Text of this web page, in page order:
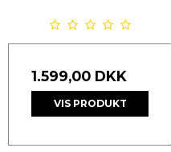
1.599,00 DKK
VIS PRODUKT